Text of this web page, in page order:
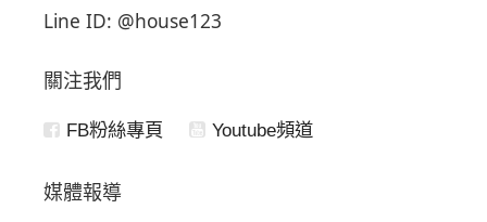
Line ID: @house123
關注我們
FB粉絲專頁 Youtube頻道
媒體報導